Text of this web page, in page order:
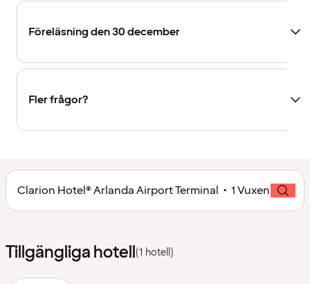
Föreläsning den 30 december
Fler frågor?
Clarion Hotel® Arlanda Airport Terminal • 1 Vuxen
Tillgängliga hotell(1 hotell)